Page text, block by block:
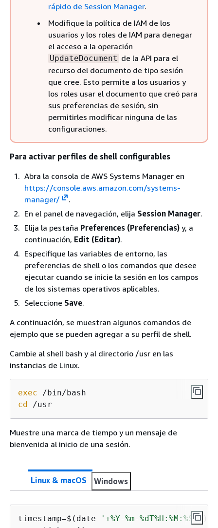
rápido de Session Manager.
Modifique la política de IAM de los
usuarios y los roles de IAM para denegar
el acceso a la operación
UpdateDocument de la API para el
recurso del documento de tipo sesión
que cree. Esto permite a los usuarios y
los roles usar el documento que creó para
sus preferencias de sesión, sin
permitirles modificar ninguna de las
configuraciones.
Para activar perfiles de shell configurables
Abra la consola de AWS Systems Manager en
https://console.aws.amazon.com/systems-
manager/
.
En el panel de navegación, elija Session Manager.
Elija la pestaña Preferences (Preferencias) y, a
continuación, Edit (Editar).
Especifique las variables de entorno, las
preferencias de shell o los comandos que desee
ejecutar cuando se inicie la sesión en los campos
de los sistemas operativos aplicables.
Seleccione Save.
A continuación, se muestran algunos comandos de
ejemplo que se pueden agregar a su perfil de shell.
Cambie al shell bash y al directorio /usr en las
instancias de Linux.
exec
cd /usr
Muestre una marca de tiempo y un mensaje de
bienvenida al inicio de una sesión.
Linux & macOS Windows
timestamp=$(date '+%Y-%m-%dT%H:%M:%SZ'